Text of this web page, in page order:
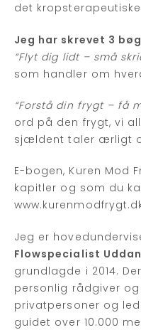
det
Jeg har skrevet 3
“Flyt dig lidt – små
som handler om
“Forstå din frygt – få
ord på den frygt, vi
sjældent taler ærligt
E-bogen, Kuren Mod
kapitler og som du
Jeg er
Flowspecialist
grundlagde i 2014.
personlig rådgiver
privatpersoner og
guidet over 10.000